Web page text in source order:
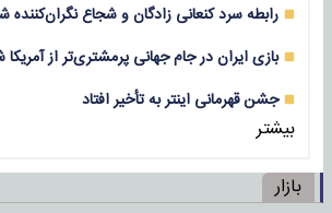
رابطه سرد کنعانی زادگان و شجاع نگران‌کننده
بازی‌ ایران در جام جهانی پرمشتری‌تر از
جشن قهرمانی اینتر به تأخیر افتاد
بیشتر
بازار